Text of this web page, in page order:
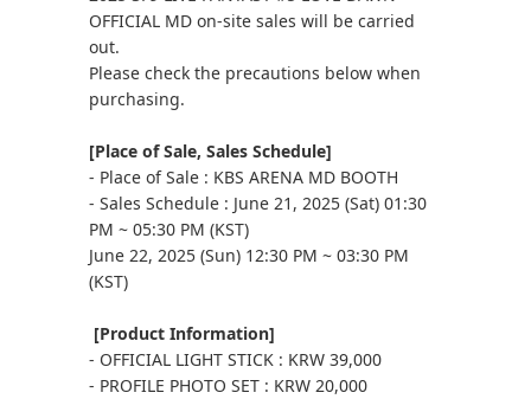
OFFICIAL MD on-site sales will be carried
out.
Please check the precautions below when
purchasing.
[Place of Sale, Sales Schedule]
- Place of Sale : KBS ARENA MD BOOTH
- Sales Schedule : June 21, 2025 (Sat) 01:30
PM ~ 05:30 PM (KST)
June 22, 2025 (Sun) 12:30 PM ~ 03:30 PM
(KST)
[Product Information]
- OFFICIAL LIGHT STICK : KRW 39,000
- PROFILE PHOTO SET : KRW 20,000